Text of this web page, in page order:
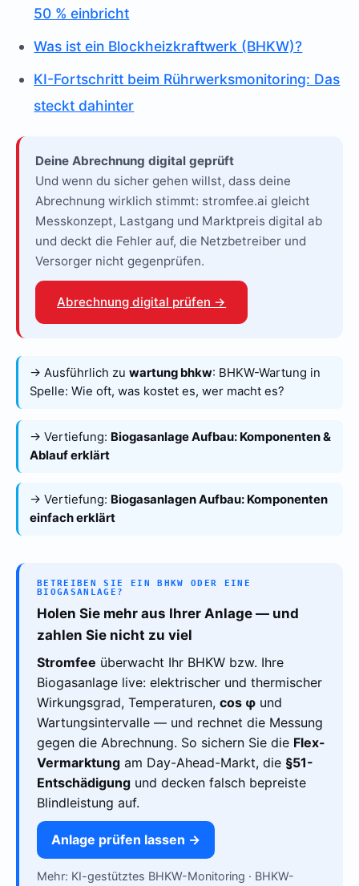
50 % einbricht
Was ist ein Blockheizkraftwerk (BHKW)?
KI-Fortschritt beim Rührwerksmonitoring: Das
steckt dahinter
Deine Abrechnung digital geprüft
Und wenn du sicher gehen willst, dass deine
Abrechnung wirklich stimmt: stromfee.ai gleicht
Messkonzept, Lastgang und Marktpreis digital ab
und deckt die Fehler auf, die Netzbetreiber und
Versorger nicht gegenprüfen.
Abrechnung digital prüfen →
→ Ausführlich zu wartung bhkw: BHKW-Wartung in
Spelle: Wie oft, was kostet es, wer macht es?
→ Vertiefung: Biogasanlage Aufbau: Komponenten &
Ablauf erklärt
→ Vertiefung: Biogasanlagen Aufbau: Komponenten
einfach erklärt
BETREIBEN SIE EIN BHKW ODER EINE
BIOGASANLAGE?
Holen Sie mehr aus Ihrer Anlage — und
zahlen Sie nicht zu viel
Stromfee überwacht Ihr BHKW bzw. Ihre
Biogasanlage live: elektrischer und thermischer
Wirkungsgrad, Temperaturen, cos φ und
Wartungsintervalle — und rechnet die Messung
gegen die Abrechnung. So sichern Sie die Flex-
Vermarktung am Day-Ahead-Markt, die §51-
Entschädigung und decken falsch bepreiste
Blindleistung auf.
Anlage prüfen lassen →
Mehr: KI-gestütztes BHKW-Monitoring · BHKW-